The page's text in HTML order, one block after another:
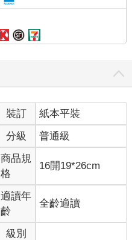
裝訂
紙本平裝
分級 普通級
商品規
格
16開19*26cm
適讀年
齡
全齡適讀
級別